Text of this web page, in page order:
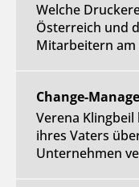
Welche
Österreich und
Mitarbeitern
Change-
Verena
ihres Vaters
Unternehmen